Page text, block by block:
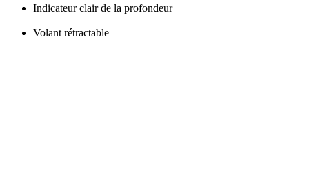
Indicateur clair de la profondeur
Volant rétractable